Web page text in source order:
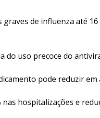
graves de influenza até
uso precoce do
pode reduzir em
hospitalizações e